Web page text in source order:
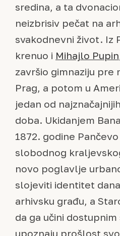
sredina, a ta
neizbrisiv pečat na
svakodnevni život. Iz
krenuo i Mihajlo Pupin
završio gimnaziju pre
Prag, a potom u
jedan od
doba. Ukidanjem
1872. godine
slobodnog
novo poglavlje
slojeviti identitet
arhivsku građu, a
da ga učini
upoznaju prošlost